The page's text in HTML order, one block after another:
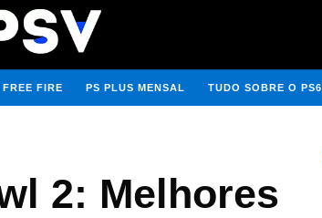
FREE FIRE PS PLUS MENSAL TUDO SOBRE O PS6
2: Melhores